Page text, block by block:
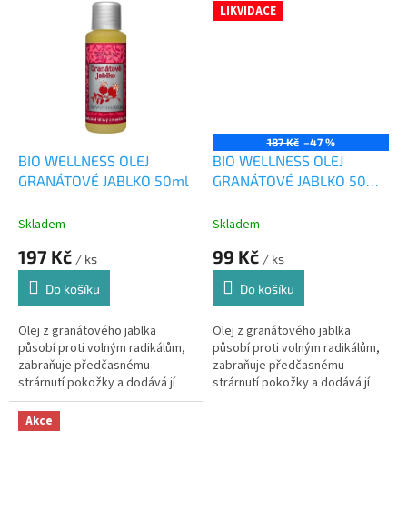
BIO WELLNESS OLEJ
GRANÁTOVÉ JABLKO 50ml
Skladem
197 Kč / ks
Do košíku
Olej z granátového jablka
působí proti volným radikálům,
zabraňuje předčasnému
strárnutí pokožky a dodává jí
krásný vzhled
LIKVIDACE
187 Kč –47 %
BIO WELLNESS OLEJ
GRANÁTOVÉ JABLKO 50ml
Skladem
99 Kč / ks
Do košíku
Olej z granátového jablka
působí proti volným radikálům,
zabraňuje předčasnému
strárnutí pokožky a dodává jí
Akce